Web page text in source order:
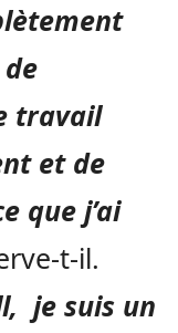
travail
et de
que j’ai
t-il.
je suis un